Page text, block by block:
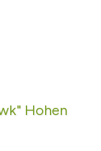
Hohen